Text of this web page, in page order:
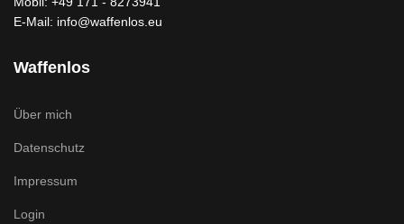
E-Mail: info@waffenlos.eu
Waffenlos
Über mich
Datenschutz
Impressum
Login